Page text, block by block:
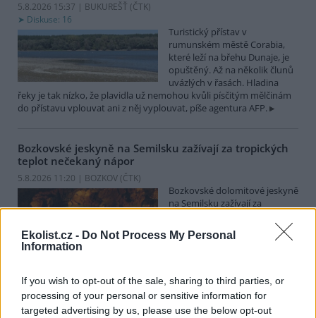
Ekolist.cz - Do Not Process My Personal
Information
If you wish to opt-out of the sale, sharing to third parties, or
processing of your personal or sensitive information for
targeted advertising by us, please use the below opt-out
5.8.2026 15:37 | BUKUREŠŤ (ČTK)
Diskuse: 16
Turistický přístav v
rumunském městě Corabia,
které leží na břehu Dunaje, je
opuštěný. Až na několik člunů
uvázlých v řasách. Hladina
řeky je tak nízko, že plavidla už nemohou kvůli písčitým mělčinám
do přístavu vplouvat ani z něj vyplouvat, píše agentura AFP.
Bozkovské jeskyně na Semilsku zažívají za tropických
teplot nečekaný nápor
5.8.2026 11:20 | BOZKOV (ČTK)
Bozkovské dolomitové jeskyně
na Semilsku zažívají za
nečekaný nápor. Jde sice o
jedno z nejchladnějších míst v
Libereckém kraji, které má stálou teplotu mezi 7,5 až devíti stupni
Dušana Milky k nim lidé přicházeli spíše v době, když bylo nevlídno.